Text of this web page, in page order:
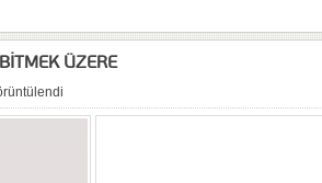
ÜZERE